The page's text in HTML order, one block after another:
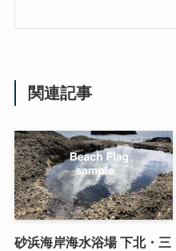
関連記事
砂浜海岸海水浴場 下北・三